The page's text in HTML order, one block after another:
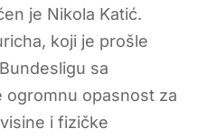
je Nikola Katić.
koji je prošle
sa
ogromnu opasnost za
i fizičke